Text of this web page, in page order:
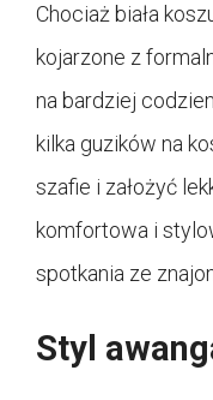
Chociaż biała
kojarzone z
na bardziej
kilka guzików na
szafie i założyć
komfortowa i
spotkania ze
Styl